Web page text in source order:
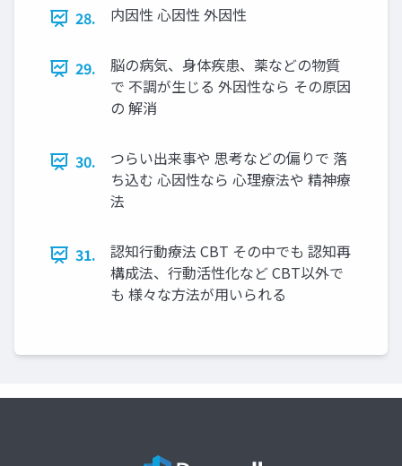
28. 内因性 心因性 外因性
29.
脳の病気、身体疾患、薬などの物質
で 不調が生じる 外因性なら その原因
の 解消
30.
つらい出来事や 思考などの偏りで 落
ち込む 心因性なら 心理療法や 精神療
法
31.
認知行動療法 CBT その中でも 認知再
構成法、行動活性化など CBT以外で
も 様々な方法が用いられる